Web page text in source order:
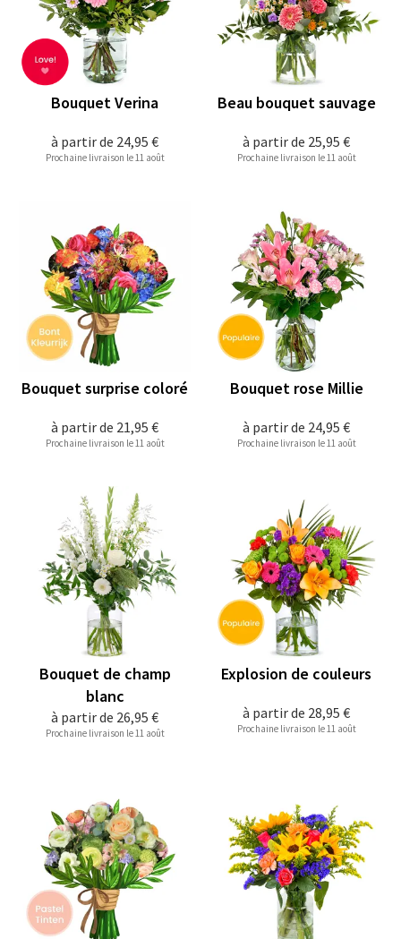
à partir de 24,95 €
Bouquet Verina
Prochaine livraison le 11 août
à partir de 25,95 €
Beau bouquet sauvage
Prochaine livraison le 11 août
à partir de 21,95 €
Bouquet surprise coloré
Prochaine livraison le 11 août
à partir de 24,95 €
Bouquet rose Millie
Prochaine livraison le 11 août
à partir de 26,95 €
Bouquet de champ
blanc
Prochaine livraison le 11 août
à partir de 28,95 €
Explosion de couleurs
Prochaine livraison le 11 août